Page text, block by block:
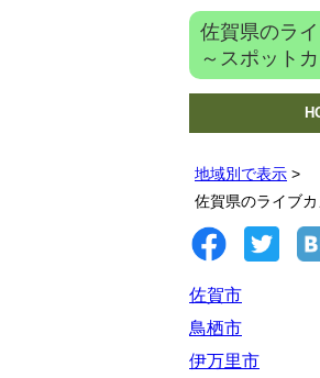
佐賀県のラ
～スポット
地域別で表示 >
佐賀県のライブ
佐賀市
鳥栖市
伊万里市